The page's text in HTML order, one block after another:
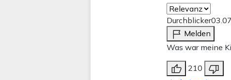
Durchblicker
Melden
Was war meine
210